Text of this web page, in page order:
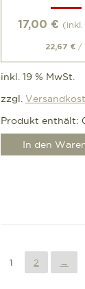
17,00 €
22,67 € /
inkl. 19 % MwSt.
zzgl.
Produkt enthält:
In den
1 2 →